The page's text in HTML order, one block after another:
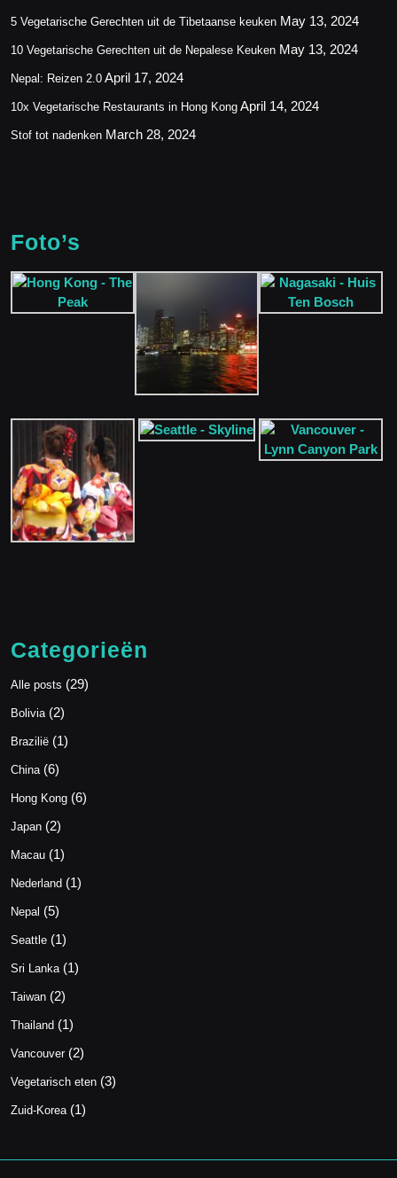
5 Vegetarische Gerechten uit de Tibetaanse keuken May 13, 2024
10 Vegetarische Gerechten uit de Nepalese Keuken May 13, 2024
Nepal: Reizen 2.0 April 17, 2024
10x Vegetarische Restaurants in Hong Kong April 14, 2024
Stof tot nadenken March 28, 2024
Foto’s
Categorieën
Alle posts (29)
Bolivia (2)
Brazilië (1)
China (6)
Hong Kong (6)
Japan (2)
Macau (1)
Nederland (1)
Nepal (5)
Seattle (1)
Sri Lanka (1)
Taiwan (2)
Thailand (1)
Vancouver(2)
Vegetarisch eten (3)
Zuid-Korea (1)